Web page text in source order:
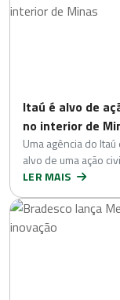
Itaú é alvo de
no interior de
Uma agência do
alvo de uma ação
LER MAIS